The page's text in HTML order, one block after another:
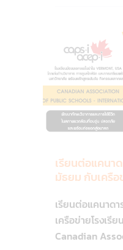
เรียนต่อแคนา
มัธยม กับเครือ
เรียนต่อแคนาด
เครือข่ายโรงเ
Canadian
British
Columbia
-
บริติช
โคลัมเบีย,
Vernon
-